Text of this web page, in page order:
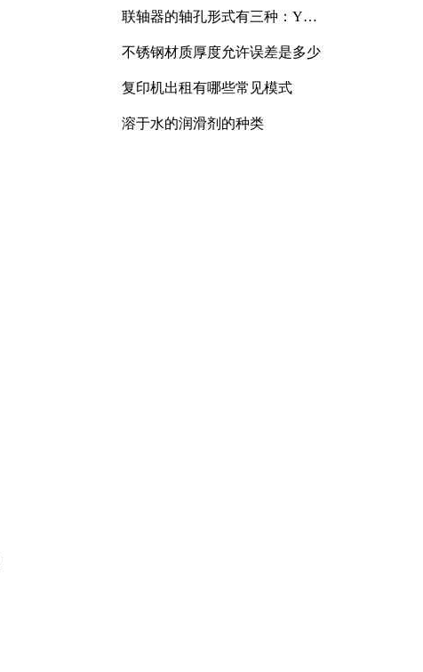
联轴器的轴孔形式有三种：Y
不锈钢材质厚度允许误差是多少
复印机出租有哪些常见模式
溶于水的润滑剂的种类